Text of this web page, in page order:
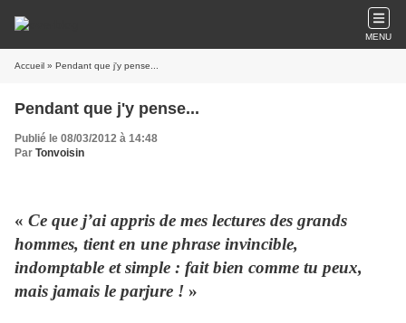
MENU
Accueil » Pendant que j'y pense...
Pendant que j'y pense...
Publié le 08/03/2012 à 14:48
Par Tonvoisin
« Ce que j’ai appris de mes lectures des grands
hommes, tient en une phrase invincible,
indomptable et simple : fait bien comme tu peux,
mais jamais le parjure ! »